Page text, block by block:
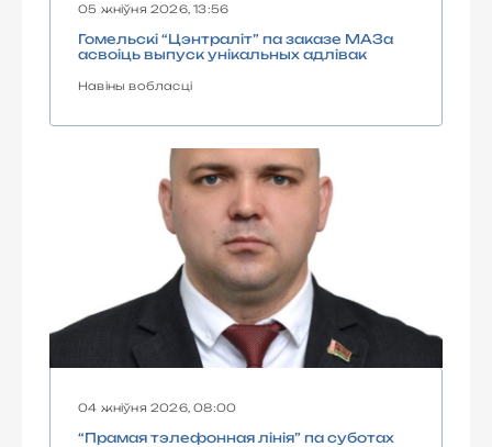
05 жніўня 2026, 13:56
Гомельскі “Цэнтраліт” па заказе МАЗа
асвоіць выпуск унікальных адлівак
Навіны вобласці
04 жніўня 2026, 08:00
“Прамая тэлефонная лінія” па суботах